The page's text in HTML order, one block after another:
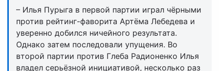
– Илья Пурыга в первой партии играл чёрными
против рейтинг-фаворита Артёма Лебедева и
уверенно добился ничейного результата.
Однако затем последовали упущения. Во
второй партии против Глеба Радионенко Илья
владел серьёзной инициативой, несколько раз